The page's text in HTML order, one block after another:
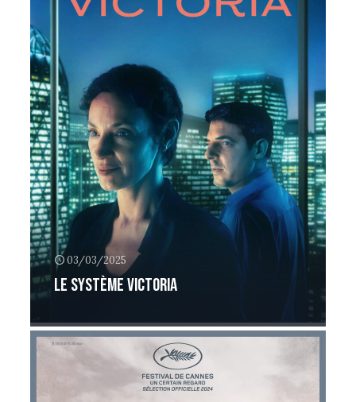
03/03/2025
Le système Victoria